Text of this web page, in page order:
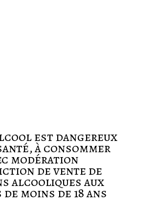
est dangereux
à consommer
modération
de vente de
alcooliques aux
moins de 18 ans